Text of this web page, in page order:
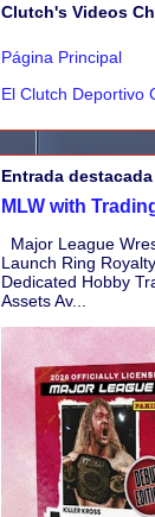
Clutch's Videos
Página Principal
El Clutch Deportivo
Entrada destacada
MLW with
Major League
Launch Ring
Dedicated Hobby
Assets Av...